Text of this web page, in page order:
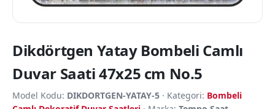
Dikdörtgen Yatay Bombeli Camlı
Duvar Saati 47x25 cm No.5
Model Kodu: DIKDORTGEN-YATAY-5 · Kategori: Bombeli